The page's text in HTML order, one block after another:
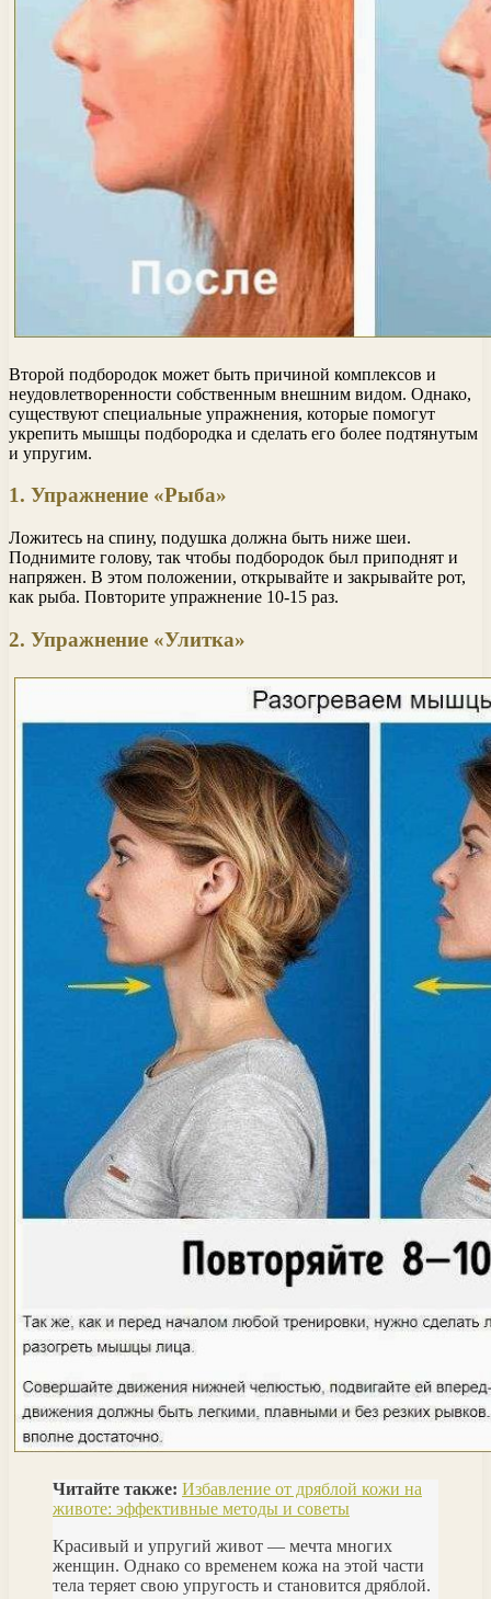
Второй подбородок может быть причиной комплексов и
неудовлетворенности собственным внешним видом. Однако,
существуют специальные упражнения, которые помогут
укрепить мышцы подбородка и сделать его более подтянутым
и упругим.
1. Упражнение «Рыба»
Ложитесь на спину, подушка должна быть ниже шеи.
Поднимите голову, так чтобы подбородок был приподнят и
напряжен. В этом положении, открывайте и закрывайте рот,
как рыба. Повторите упражнение 10-15 раз.
2. Упражнение «Улитка»
Читайте также: Избавление от дряблой кожи на
животе: эффективные методы и советы
Красивый и упругий живот — мечта многих
женщин. Однако со временем кожа на этой части
тела теряет свою упругость и становится дряблой.